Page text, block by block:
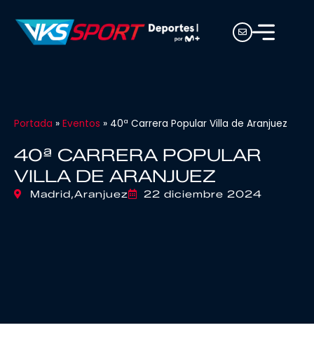
Portada » Eventos » 40ª Carrera Popular Villa de Aranjuez
40ª CARRERA POPULAR
VILLA DE ARANJUEZ
Madrid,Aranjuez 22 diciembre 2024